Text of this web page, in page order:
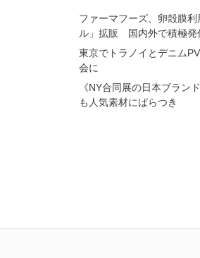
ファーマフーズ、卵殻膜
ル」拡販 国内外で積極発
東京でトラノイとデニム
会に
《NY合同展の日本ブラ
も人気素材にばらつき